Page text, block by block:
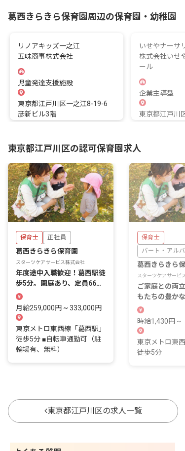
葛西きらきら保育園周辺の保育園・幼稚園
リノアキッズ一之江
五味商事株式会社
児童発達支援施設
東京都江戸川区一之江8-19-6
彦新ビル3階
いせやナーサ
株式会社いせ
ール
企業主導型
東京都江戸川
東京都江戸川区の認可保育園求人
保育士 正社員
葛西きらきら保育園
スターツケアサービス株式会社
年度途中入職歓迎！葛西駅徒
歩5分。園庭あり、定員66名
の保育園です！
月給259,000円 ~ 333,000円
東京メトロ東西線「葛西駅」
徒歩5分 ■自転車通勤可（駐
輪場有、無料）
保育士
パート・アルバ
葛西きらきら保
スターツケアサービ
ご家庭との両
もたちの豊か
素敵なお仕事で
時給1,430円 ~
東京メトロ東
徒歩5分
東京都江戸川区の求人一覧